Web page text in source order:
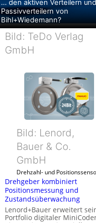
… den aktiven Verteilern und
Passivverteilern von
Bihl+Wiedemann?
Bild: TeDo Verlag
GmbH
Bild: Lenord,
Bauer & Co.
GmbH
Drehzahl- und
Drehgeber kombiniert
Positionsmessung und
Zustandsüberwachung
Lenord+Bauer erweitert
Portfolio digitaler